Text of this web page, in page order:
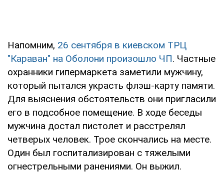
Напомним, 26 сентября в киевском ТРЦ
"Караван" на Оболони произошло ЧП. Частные
охранники гипермаркета заметили мужчину,
который пытался украсть флэш-карту памяти.
Для выяснения обстоятельств они пригласили
его в подсобное помещение. В ходе беседы
мужчина достал пистолет и расстрелял
четверых человек. Трое скончались на месте.
Один был госпитализирован с тяжелыми
огнестрельными ранениями. Он выжил.